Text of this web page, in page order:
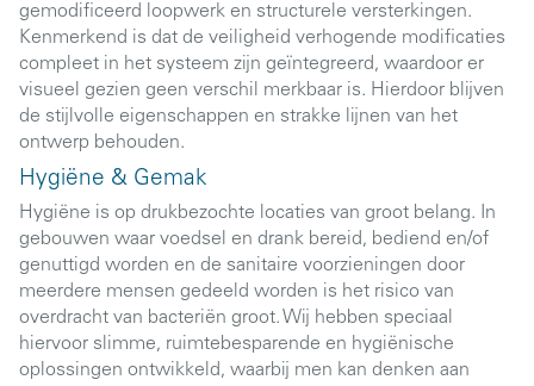
gemodificeerd loopwerk en structurele versterkingen.
Kenmerkend is dat de veiligheid verhogende modificaties
compleet in het systeem zijn geïntegreerd, waardoor er
visueel gezien geen verschil merkbaar is. Hierdoor blijven
de stijlvolle eigenschappen en strakke lijnen van het
ontwerp behouden.
Hygiëne & Gemak
Hygiëne is op drukbezochte locaties van groot belang. In
gebouwen waar voedsel en drank bereid, bediend en/of
genuttigd worden en de sanitaire voorzieningen door
meerdere mensen gedeeld worden is het risico van
overdracht van bacteriën groot. Wij hebben speciaal
hiervoor slimme, ruimtebesparende en hygiënische
oplossingen ontwikkeld, waarbij men kan denken aan